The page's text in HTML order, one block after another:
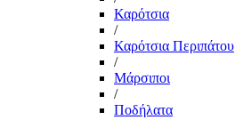
Καρότσια
/
Καρότσια Περιπάτου
/
Μάρσιποι
/
Ποδήλατα